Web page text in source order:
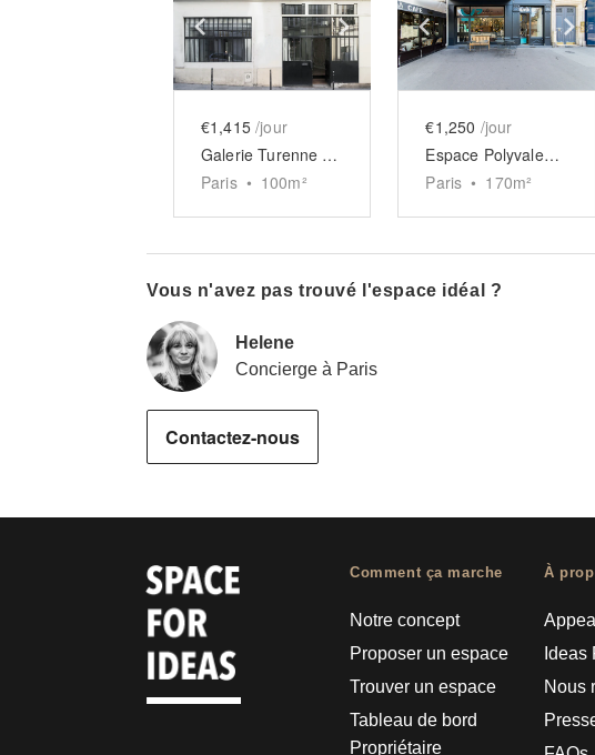
Show previous slideShow next slide
€1,415 /jour
Galerie Turenne - Carreau du Temple
Paris • 100m²
Show previous
€1,250 /jour
Espace Polyvalent avec Terrasse - Hôtel de Ville
Paris • 170m²
Vous n'avez pas trouvé l'espace idéal ?
Helene
Concierge à Paris
Contactez-nous
Comment ça marche
Notre concept
Proposer un espace
Trouver un espace
Tableau de bord
Propriétaire
À
Ideas
Nous